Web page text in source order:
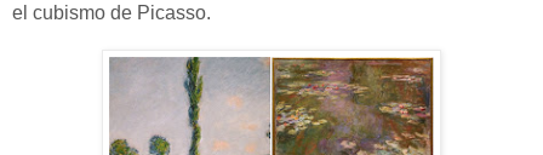
el cubismo de Picasso.